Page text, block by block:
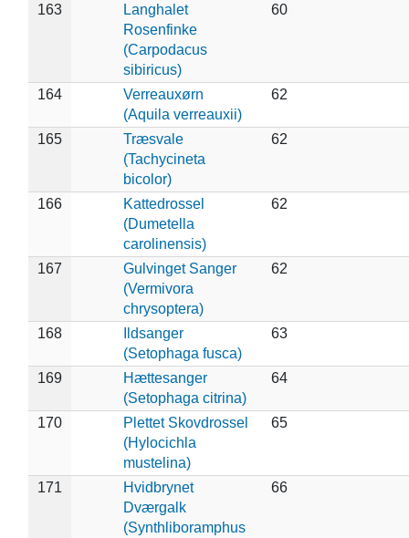
163
Langhalet
Rosenfinke
(Carpodacus
sibiricus)
60
164
Verreauxørn
(Aquila verreauxii)
62
165
Træsvale
(Tachycineta
bicolor)
62
166
Kattedrossel
(Dumetella
carolinensis)
62
167
Gulvinget Sanger
(Vermivora
chrysoptera)
62
168
Ildsanger
(Setophaga fusca)
63
169
Hættesanger
(Setophaga citrina)
64
170
Plettet Skovdrossel
(Hylocichla
mustelina)
65
171
Hvidbrynet
Dværgalk
(Synthliboramphus
66